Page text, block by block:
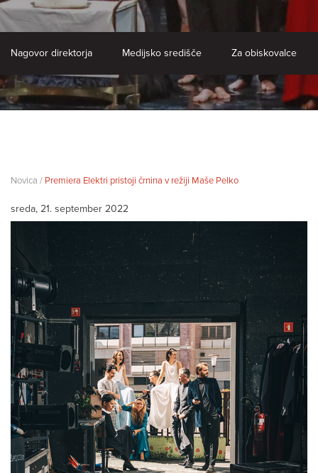
Nagovor direktorja Medijsko središče Za obiskovalce
Novica / Premiera Elektri pristoji črnina v režiji Maše Pelko
sreda, 21. september 2022